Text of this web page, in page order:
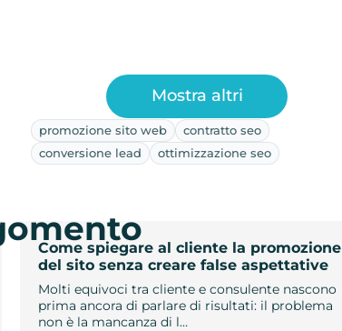
promozione sito web
contratto seo
conversione lead
ottimizzazione seo
Come spiegare al cliente la promozione
del sito senza creare false aspettative
Molti equivoci tra cliente e consulente nascono
prima ancora di parlare di risultati: il problema
non è la mancanza di l…
Mostra altri